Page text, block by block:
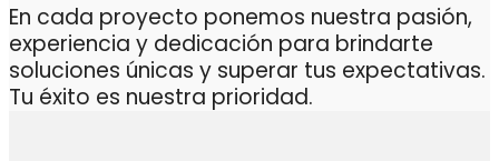
En cada proyecto ponemos nuestra pasión,
experiencia y dedicación para brindarte
soluciones únicas y superar tus expectativas.
Tu éxito es nuestra prioridad.